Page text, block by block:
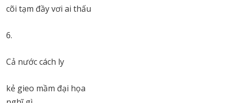
cõi tạm đầy vơi ai thấu
6.
Cả nước cách ly
kẻ gieo mầm đại họa